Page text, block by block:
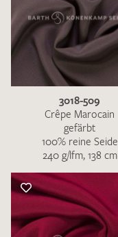
3018-509
Crêpe Marocain
gefärbt
100% reine Seide
240 g/lfm, 138 cm